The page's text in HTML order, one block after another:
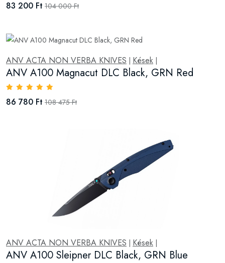
83 200 Ft 104 000 Ft
ANV ACTA NON VERBA KNIVES | Kések |
ANV A100 Magnacut DLC Black, GRN Red
86 780 Ft 108 475 Ft
ANV ACTA NON VERBA KNIVES | Kések |
ANV A100 Sleipner DLC Black, GRN Blue